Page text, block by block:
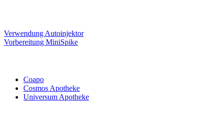
Verwendung Autoinjektor
Vorbereitung MiniSpike
Coapo
Cosmos Apotheke
Universum Apotheke